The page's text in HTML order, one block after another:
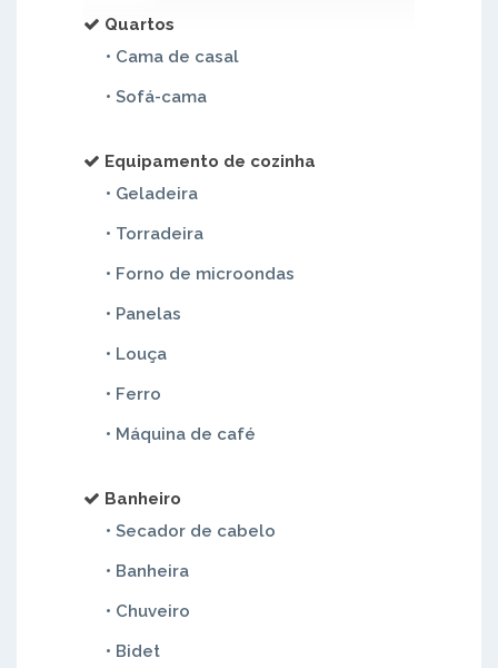
Quartos
• Cama de casal
• Sofá-cama
Equipamento de cozinha
• Geladeira
• Torradeira
• Forno de microondas
• Panelas
• Louça
• Ferro
• Máquina de café
Banheiro
• Secador de cabelo
• Banheira
• Chuveiro
• Bidet